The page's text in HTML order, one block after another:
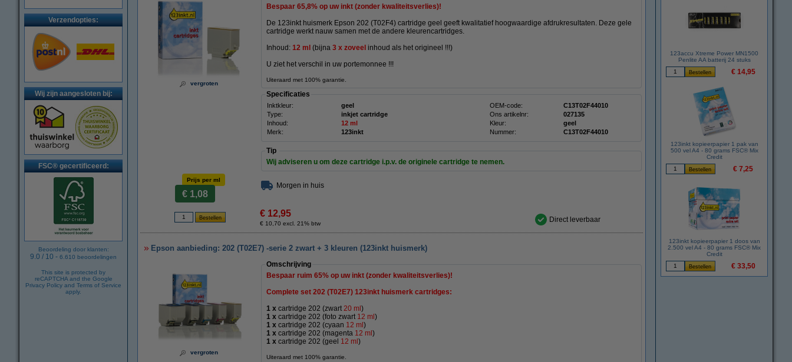
Verzendopties:
Wij zijn aangesloten bij:
FSC® gecertificeerd:
Beoordeling door klanten:
9.0 / 10 - 6.610 beoordelingen
This site is protected by
reCAPTCHA and the Google
Privacy Policy and Terms of Service
apply.
vergroten
Bespaar 65,8% op uw inkt (zonder kwaliteitsverlies)!
De 123inkt huismerk Epson 202 (T02F4) cartridge geel geeft kwalitatief hoogwaardige afdrukresultaten. Deze gele
cartridge werkt nauw samen met de andere kleurencartridges.
Inhoud: 12 ml (bijna 3 x zoveel inhoud als het origineel !!!)
U ziet het verschil in uw portemonnee !!!
Uiteraard met 100% garantie.
Specificaties
Inktkleur: geel OEM-code:
C13T02F44010
Type:
inkjet cartridge Ons artikelnr:
027135
Inhoud:
12 ml Kleur:
geel
Merk:
123inkt Nummer: C13T02F44010
Tip
Wij adviseren u om deze cartridge i.p.v. de originele cartridge te nemen.
Prijs per ml
€ 1,08
Morgen in huis
€ 12,95
€ 10,70 excl. 21% btw Direct leverbaar
Epson aanbieding: 202 (T02E7) -serie 2 zwart + 3 kleuren (123inkt huismerk)
vergroten
Omschrijving
Bespaar ruim 65% op uw inkt (zonder kwaliteitsverlies)!
Complete set 202 (T02E7) 123inkt huismerk cartridges:
1 x cartridge 202 (zwart 20 ml )
1 x cartridge 202 (foto zwart 12 ml )
1 x cartridge 202 (cyaan 12 ml )
1 x cartridge 202 (magenta 12 ml )
1 x cartridge 202 (geel 12 ml )
Uiteraard met 100% garantie.
123accu Xtreme Power MN1500
Penlite AA batterij 24 stuks
€ 14,95
123inkt kopieerpapier 1 pak van
500 vel A4 - 80 grams FSC® Mix
Credit
€ 7,25
123inkt kopieerpapier 1 doos van
2.500 vel A4 - 80 grams FSC® Mix
Credit
€ 33,50